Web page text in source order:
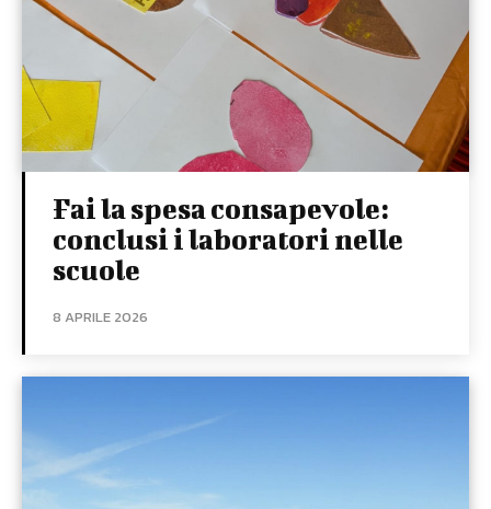
Fai la spesa consapevole:
conclusi i laboratori nelle
scuole
8 APRILE 2026